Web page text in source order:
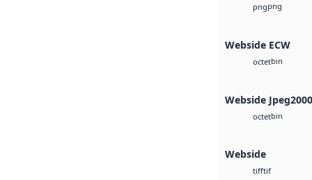
pngpng
Webside ECW
octetbin
Webside Jpeg2000
octetbin
Webside
tifftif